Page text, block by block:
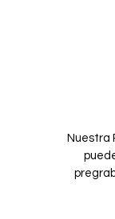
Nuestra